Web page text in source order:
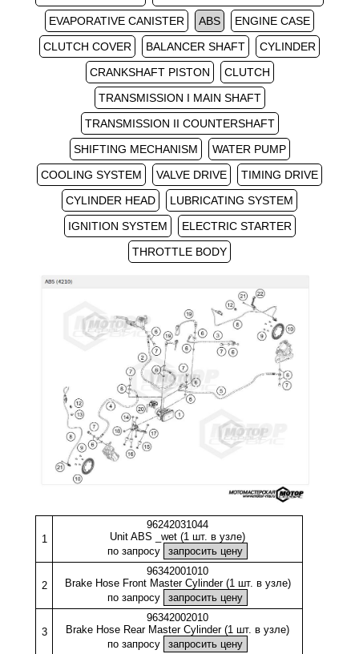
EVAPORATIVE CANISTER
ABS
ENGINE CASE
CLUTCH COVER
BALANCER SHAFT
CYLINDER
CRANKSHAFT PISTON
CLUTCH
TRANSMISSION I MAIN SHAFT
TRANSMISSION II COUNTERSHAFT
SHIFTING MECHANISM
WATER PUMP
COOLING SYSTEM
VALVE DRIVE
TIMING DRIVE
CYLINDER HEAD
LUBRICATING SYSTEM
IGNITION SYSTEM
ELECTRIC STARTER
THROTTLE BODY
1
96242031044
Unit ABS _wet (1 шт. в узле)
по запросу
2
96342001010
Brake Hose Front Master Cylinder (1 шт. в узле)
по запросу
3
96342002010
Brake Hose Rear Master Cylinder (1 шт. в узле)
по запросу